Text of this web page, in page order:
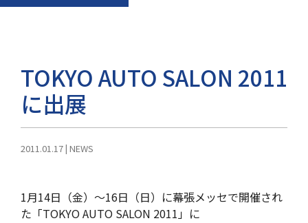
TOKYO AUTO SALON 2011
に出展
2011.01.17| NEWS
1月14日（金）〜16日（日）に幕張メッセで開催され
た「TOKYO AUTO SALON 2011」に